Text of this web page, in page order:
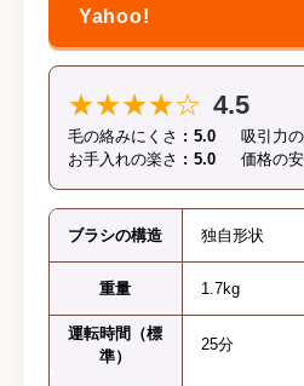
★★★★☆ 4.5
毛の絡みにくさ 5.0 吸引力
お手入れの楽さ
5.0 価格の
ブラシの構造 独自形状
重量 1.7kg
運転時間（標
準）
25分